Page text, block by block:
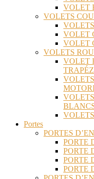
VOLET
VOLETS
VOLET
VOLET
VOLETS
VOLET
Portes
PORTES
PORTE
PORTE
PORTE
PORTE